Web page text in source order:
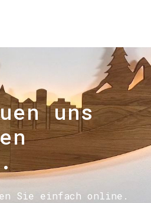
uns
Sie einfach online.